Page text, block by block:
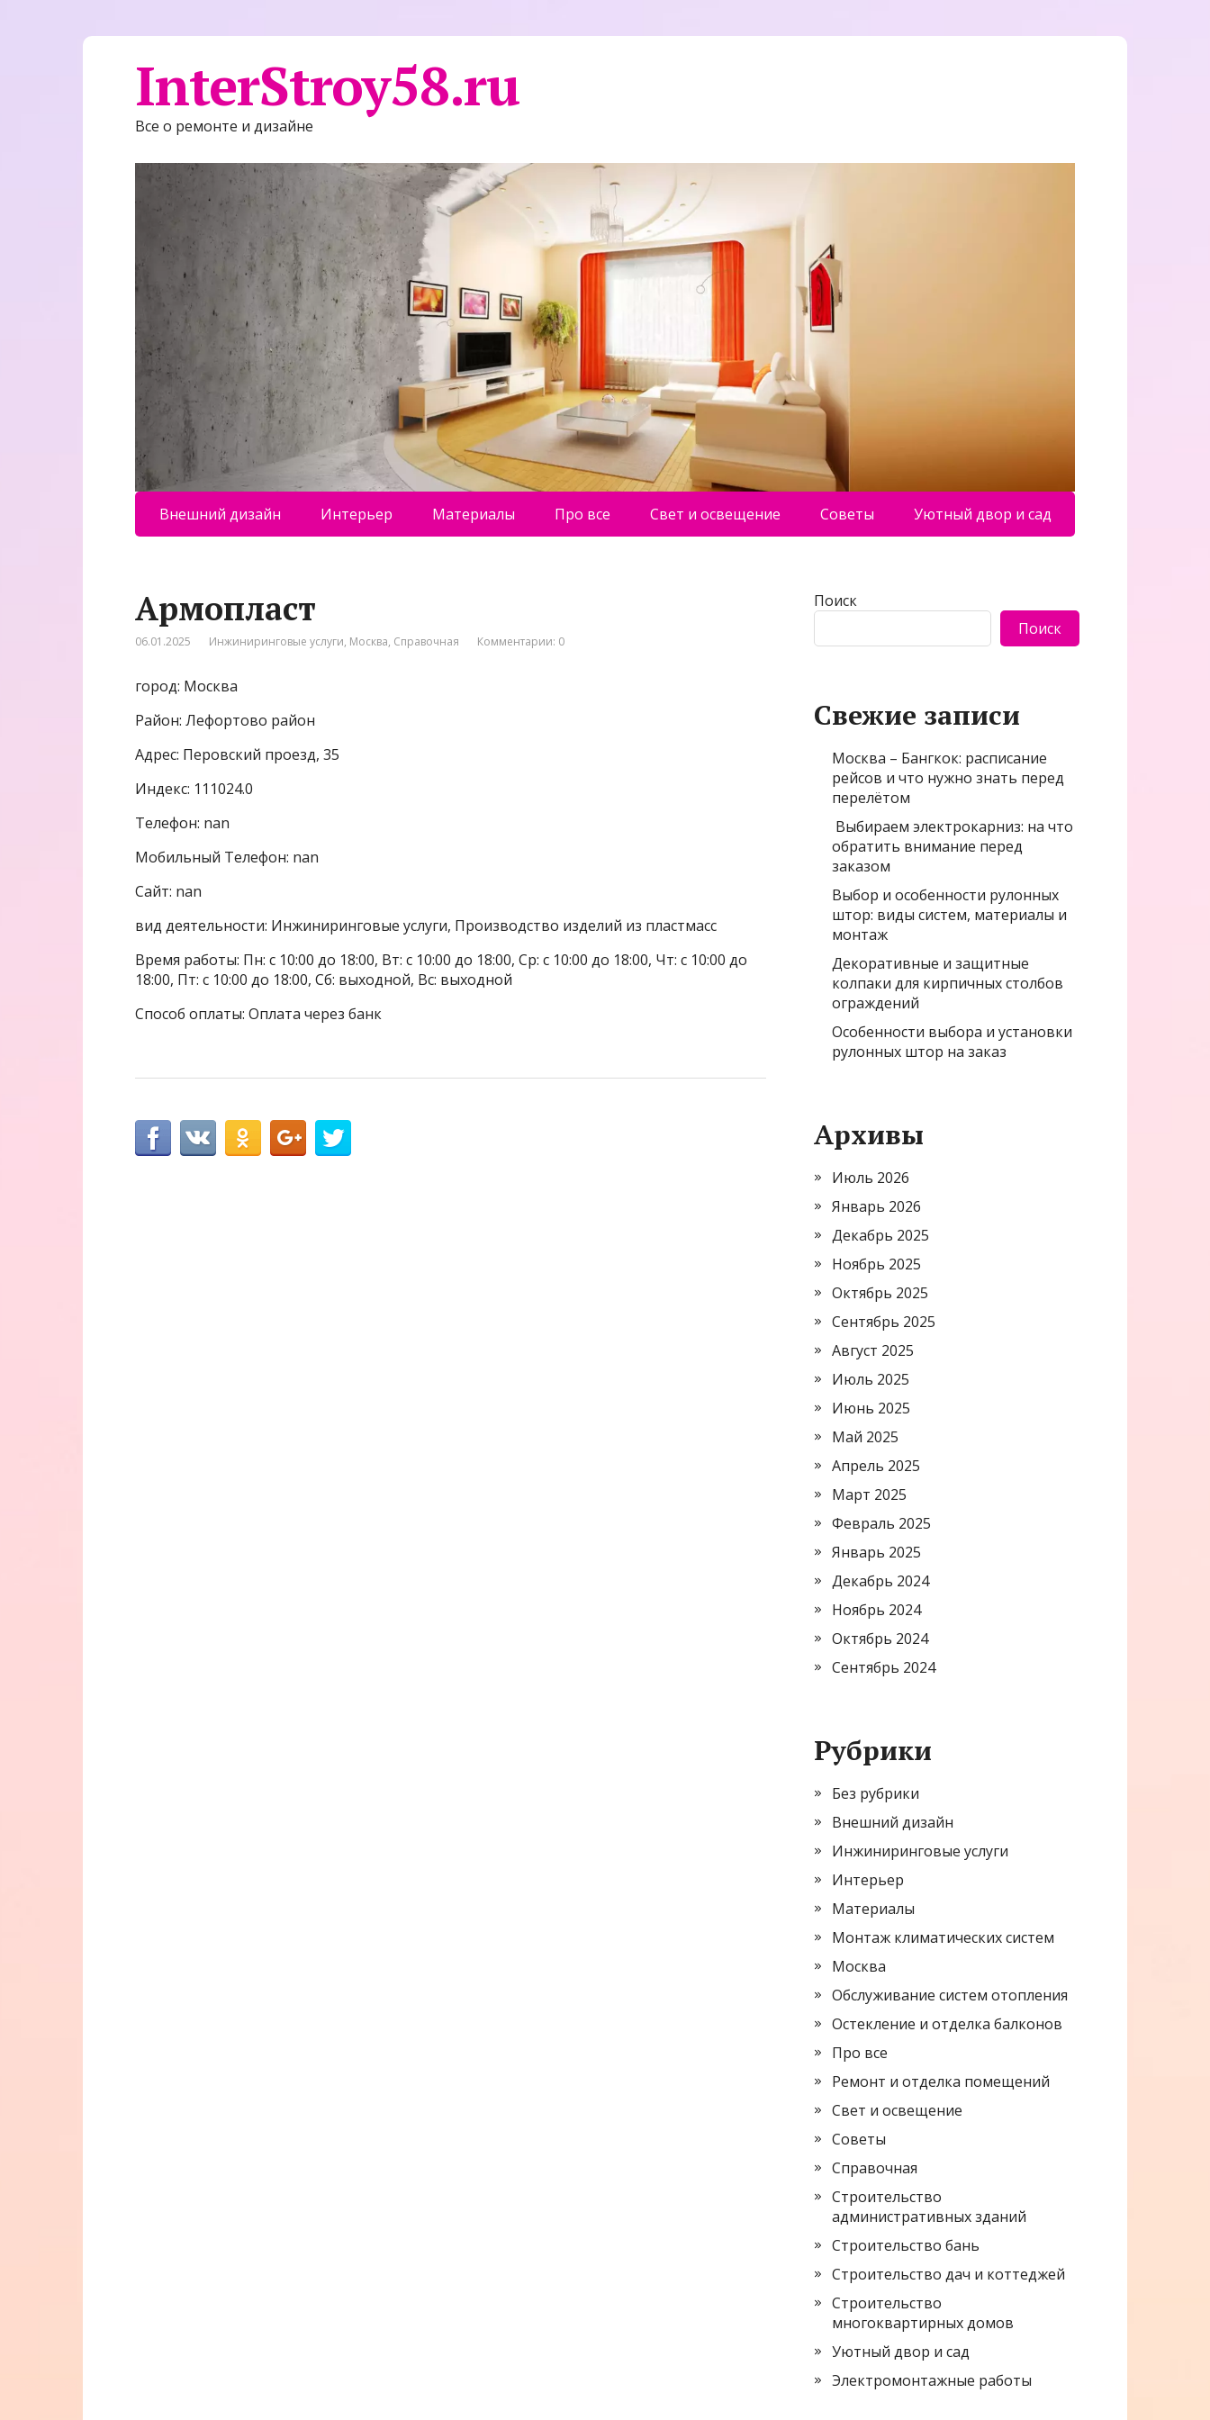
InterStroy58.ru
Все о ремонте и дизайне
Внешний дизайн Интерьер Материалы Про все Свет и освещение Советы Уютный двор и сад
Армопласт
06.01.2025 Инжиниринговые услуги, Москва, Справочная Комментарии: 0
город: Москва
Район: Лефортово район
Адрес: Перовский проезд, 35
Индекс: 111024.0
Телефон: nan
Мобильный Телефон: nan
Сайт: nan
вид деятельности: Инжиниринговые услуги, Производство изделий из пластмасс
Время работы: Пн: с 10:00 до 18:00, Вт: с 10:00 до 18:00, Ср: с 10:00 до 18:00, Чт: с 10:00 до
18:00, Пт: с 10:00 до 18:00, Сб: выходной, Вс: выходной
Способ оплаты: Оплата через банк
Поиск
Поиск
Свежие записи
Москва – Бангкок: расписание
рейсов и что нужно знать перед
перелётом
Выбираем электрокарниз: на что
обратить внимание перед
заказом
Выбор и особенности рулонных
штор: виды систем, материалы и
монтаж
Декоративные и защитные
колпаки для кирпичных столбов
ограждений
Особенности выбора и установки
рулонных штор на заказ
Архивы
Июль 2026
Январь 2026
Декабрь 2025
Ноябрь 2025
Октябрь 2025
Сентябрь 2025
Август 2025
Июль 2025
Июнь 2025
Май 2025
Апрель 2025
Март 2025
Февраль 2025
Январь 2025
Декабрь 2024
Ноябрь 2024
Октябрь 2024
Сентябрь 2024
Рубрики
Без рубрики
Внешний дизайн
Инжиниринговые услуги
Интерьер
Материалы
Монтаж климатических систем
Москва
Обслуживание систем отопления
Остекление и отделка балконов
Про все
Ремонт и отделка помещений
Свет и освещение
Советы
Справочная
Строительство
административных зданий
Строительство бань
Строительство дач и коттеджей
Строительство
многоквартирных домов
Уютный двор и сад
Электромонтажные работы